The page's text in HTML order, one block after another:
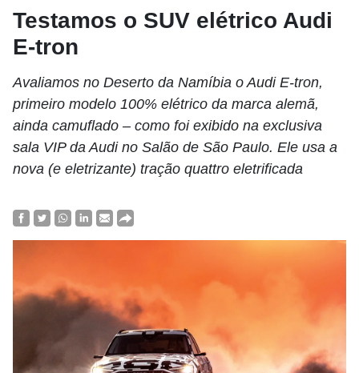
Testamos o SUV elétrico Audi
E-tron
Avaliamos no Deserto da Namíbia o Audi E-tron,
primeiro modelo 100% elétrico da marca alemã,
ainda camuflado – como foi exibido na exclusiva
sala VIP da Audi no Salão de São Paulo. Ele usa a
nova (e eletrizante) tração quattro eletrificada